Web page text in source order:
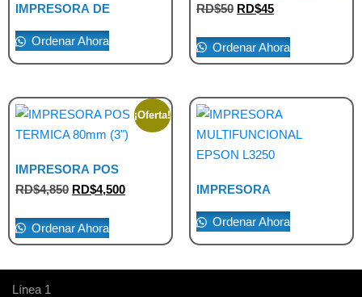
IMPRESORA DE
Ordenar Ahora
RD$50 RD$45
Ordenar Ahora
¡Oferta!
IMPRESORA POS
TERMICA 80mm (3″)
RD$4,850 RD$4,500
Ordenar Ahora
IMPRESORA
EPSON L3250
Ordenar Ahora
Línea 1